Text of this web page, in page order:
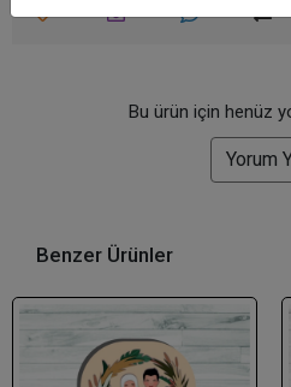
Bu ürün için henüz
Yorum
Benzer Ürünler